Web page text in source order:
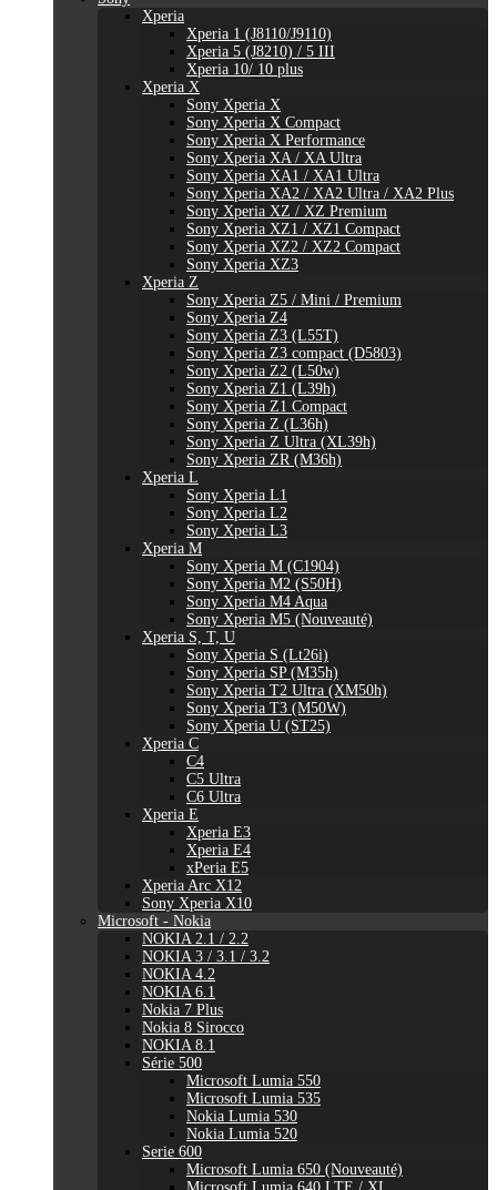
Xperia
Xperia 1 (J8110/J9110)
Xperia 5 (J8210) / 5 III
Xperia 10/ 10 plus
Xperia X
Sony Xperia X
Sony Xperia X Compact
Sony Xperia X Performance
Sony Xperia XA / XA Ultra
Sony Xperia XA1 / XA1 Ultra
Sony Xperia XA2 / XA2 Ultra / XA2 Plus
Sony Xperia XZ / XZ Premium
Sony Xperia XZ1 / XZ1 Compact
Sony Xperia XZ2 / XZ2 Compact
Sony Xperia XZ3
Xperia Z
Sony Xperia Z5 / Mini / Premium
Sony Xperia Z4
Sony Xperia Z3 (L55T)
Sony Xperia Z3 compact (D5803)
Sony Xperia Z2 (L50w)
Sony Xperia Z1 (L39h)
Sony Xperia Z1 Compact
Sony Xperia Z (L36h)
Sony Xperia Z Ultra (XL39h)
Sony Xperia ZR (M36h)
Xperia L
Sony Xperia L1
Sony Xperia L2
Sony Xperia L3
Xperia M
Sony Xperia M (C1904)
Sony Xperia M2 (S50H)
Sony Xperia M4 Aqua
Sony Xperia M5 (Nouveauté)
Xperia S, T, U
Sony Xperia S (Lt26i)
Sony Xperia SP (M35h)
Sony Xperia T2 Ultra (XM50h)
Sony Xperia T3 (M50W)
Sony Xperia U (ST25)
Xperia C
C4
C5 Ultra
C6 Ultra
Xperia E
Xperia E3
Xperia E4
xPeria E5
Xperia Arc X12
Sony Xperia X10
Microsoft - Nokia
NOKIA 2.1 / 2.2
NOKIA 3 / 3.1 / 3.2
NOKIA 4.2
NOKIA 6.1
Nokia 7 Plus
Nokia 8 Sirocco
NOKIA 8.1
Série 500
Microsoft Lumia 550
Microsoft Lumia 535
Nokia Lumia 530
Nokia Lumia 520
Serie 600
Microsoft Lumia 650 (Nouveauté)